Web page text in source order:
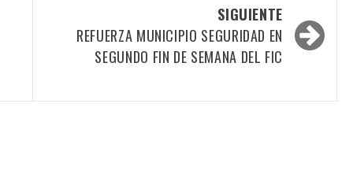
SIGUIENTE
REFUERZA MUNICIPIO SEGURIDAD EN
SEGUNDO FIN DE SEMANA DEL FIC